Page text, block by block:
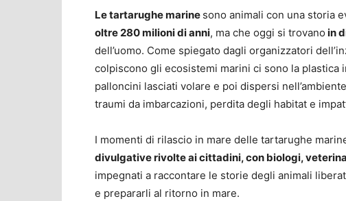
Le tartarughe marine sono animali con una storia
oltre 280 milioni di anni, ma che oggi si trovano in
dell’uomo. Come spiegato dagli organizzatori
colpiscono gli ecosistemi marini ci sono la
palloncini lasciati volare e poi dispersi
traumi da imbarcazioni, perdita degli habitat e
I momenti di rilascio in mare delle tartarughe
divulgative rivolte ai cittadini, con biologi,
impegnati a raccontare le storie degli animali
e prepararli al ritorno in mare.